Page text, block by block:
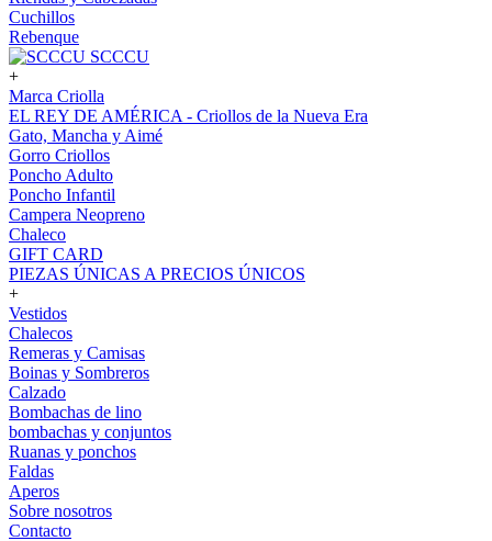
Cuchillos
Rebenque
SCCCU
+
Marca Criolla
EL REY DE AMÉRICA - Criollos de la Nueva Era
Gato, Mancha y Aimé
Gorro Criollos
Poncho Adulto
Poncho Infantil
Campera Neopreno
Chaleco
GIFT CARD
PIEZAS ÚNICAS A PRECIOS ÚNICOS
+
Vestidos
Chalecos
Remeras y Camisas
Boinas y Sombreros
Calzado
Bombachas de lino
bombachas y conjuntos
Ruanas y ponchos
Faldas
Aperos
Sobre nosotros
Contacto